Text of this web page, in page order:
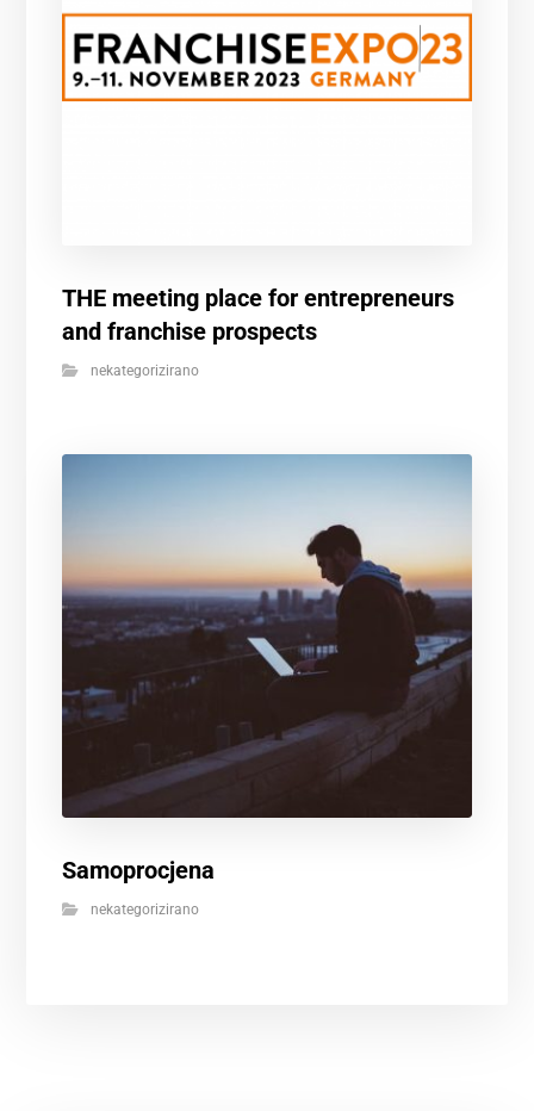
THE meeting place for entrepreneurs
and franchise prospects
nekategorizirano
Samoprocjena
nekategorizirano